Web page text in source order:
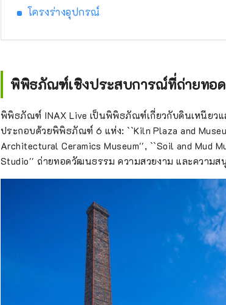
โครงร่างอุปกรณ์
พิพิธภัณฑ์เชิงประสบการณ์ที่ถ่ายทอด
พิพิธภัณฑ์ INAX Live เป็นพิพิธภัณฑ์เกี่ยวกับดินเหนียวแ
ประกอบด้วยพิพิธภัณฑ์ 6 แห่ง: ``Kiln Plaza and
Architectural Ceramics Museum'', ``Soil and Mud
Studio'' ถ่ายทอดวัฒนธรรม ความสวยงาม และความส